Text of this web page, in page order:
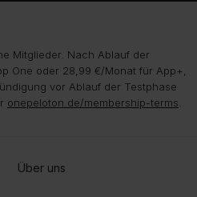
Mitglieder. Nach Ablauf der
One oder 28,99 €/Monat für App+,
vor Ablauf der Testphase
onepeloton.de/membership-terms
Über uns